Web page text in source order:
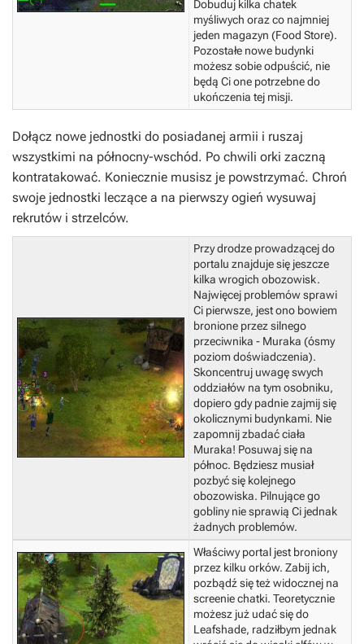
Dobuduj kilka chatek
myśliwych oraz co najmniej
jeden magazyn (Food Store).
Pozostałe nowe budynki
możesz sobie odpuścić, nie
będą Ci one potrzebne do
ukończenia tej misji.
Dołącz nowe jednostki do posiadanej armii i ruszaj
wszystkimi na północny-wschód. Po chwili orki zaczną
kontratakować. Koniecznie musisz je powstrzymać. Chroń
swoje jednostki leczące a na pierwszy ogień wysuwaj
rekrutów i strzelców.
Przy drodze prowadzącej do
portalu znajduje się jeszcze
kilka wrogich obozowisk.
Najwięcej problemów sprawi
Ci pierwsze, jest ono bowiem
bronione przez silnego
przeciwnika - Muraka (ósmy
poziom doświadczenia).
Skoncentruj uwagę swych
oddziałów na tym osobniku,
dopiero gdy padnie zajmij się
okolicznymi budynkami. Nie
zapomnij zbadać ciała
Muraka! Posuwaj się na
północ. Będziesz musiał
pozbyć się kolejnego
obozowiska. Pilnujące go
gobliny nie sprawią Ci jednak
żadnych problemów.
Właściwy portal jest broniony
przez kilku orków. Zabij ich,
pozbądź się też widocznej na
screenie chatki. Teoretycznie
możesz już udać się do
Leafshade, radziłbym jednak